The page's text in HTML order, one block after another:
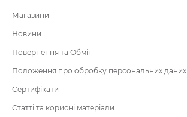
Магазини
Новини
Повернення та Обмін
Положення про обробку персональних даних
Сертифікати
Статті та корисні матеріали